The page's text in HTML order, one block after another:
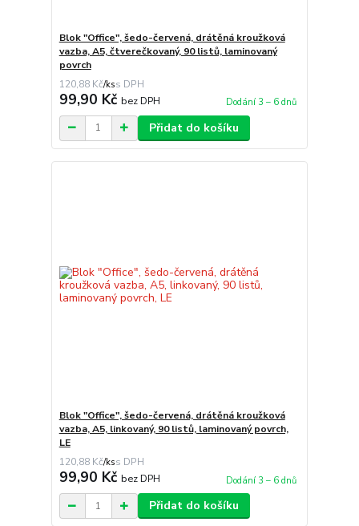
Blok "Office", šedo-červená, drátěná kroužková
vazba, A5, čtverečkovaný, 90 listů, laminovaný
povrch
120,88 Kč/ks
99,90 Kč bez DPH Dodání 3 – 6 dnů
Přidat do košíku
Blok "Office", šedo-červená, drátěná kroužková
vazba, A5, linkovaný, 90 listů, laminovaný povrch,
LE
120,88 Kč/ks
99,90 Kč bez DPH Dodání 3 – 6 dnů
Přidat do košíku